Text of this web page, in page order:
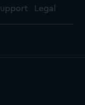
Legal